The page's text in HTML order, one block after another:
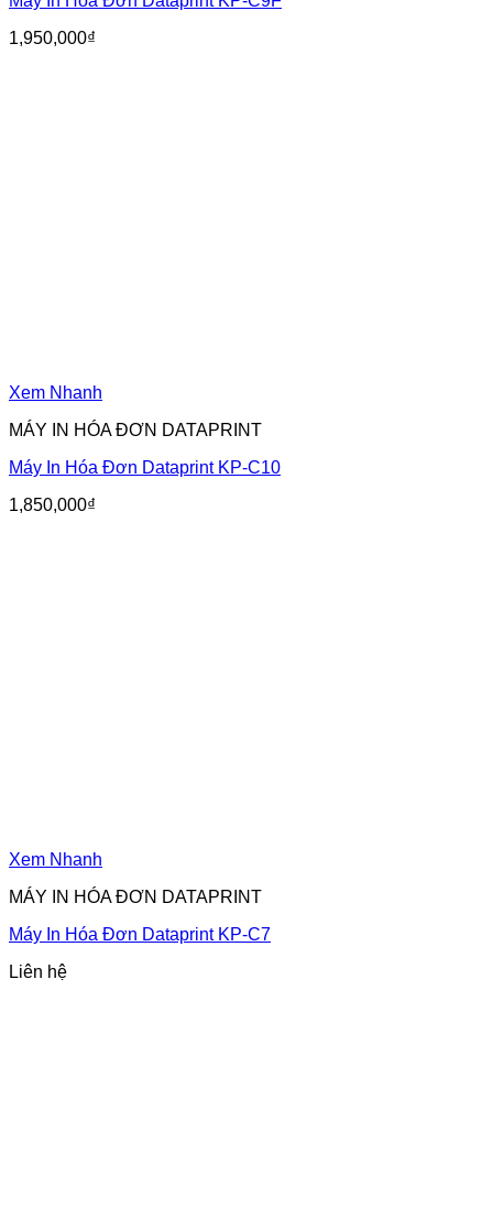
1,950,000₫
Xem Nhanh
MÁY IN HÓA ĐƠN DATAPRINT
Máy In Hóa Đơn Dataprint KP-C10
1,850,000₫
Xem Nhanh
MÁY IN HÓA ĐƠN DATAPRINT
Máy In Hóa Đơn Dataprint KP-C7
Liên hệ